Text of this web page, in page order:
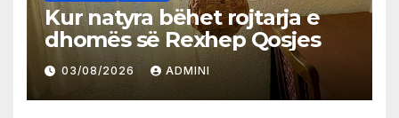
Kur natyra bëhet rojtarja e
dhomës së Rexhep Qosjes
03/08/2026 ADMINI